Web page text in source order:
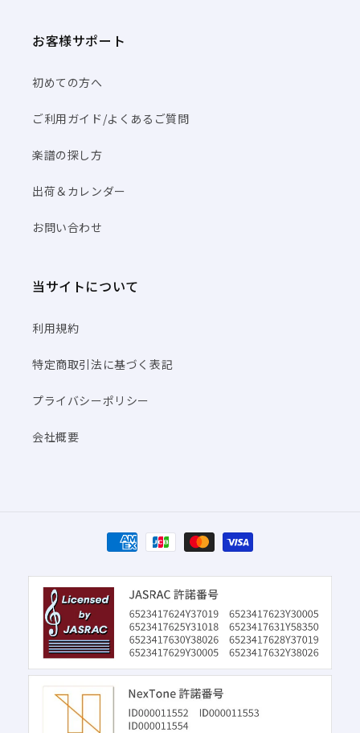
お客様サポート
初めての方へ
ご利用ガイド/よくあるご質問
楽譜の探し方
出荷＆カレンダー
お問い合わせ
当サイトについて
利用規約
特定商取引法に基づく表記
プライバシーポリシー
会社概要
決
済
方
法